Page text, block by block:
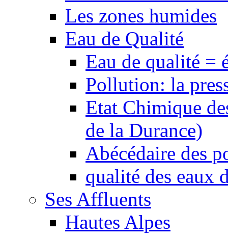
Les zones humides
Eau de Qualité
Eau de qualité =
Pollution: la
Etat Chimique
de la Durance)
Abécédaire des
qualité des eaux
Ses Affluents
Hautes Alpes